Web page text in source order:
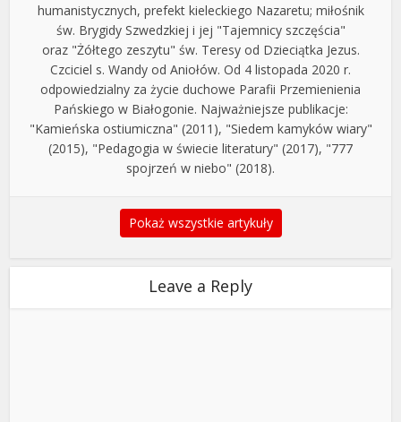
humanistycznych, prefekt kieleckiego Nazaretu; miłośnik
św. Brygidy Szwedzkiej i jej "Tajemnicy szczęścia"
oraz "Żółtego zeszytu" św. Teresy od Dzieciątka Jezus.
Czciciel s. Wandy od Aniołów. Od 4 listopada 2020 r.
odpowiedzialny za życie duchowe Parafii Przemienienia
Pańskiego w Białogonie. Najważniejsze publikacje:
"Kamieńska ostiumiczna" (2011), "Siedem kamyków wiary"
(2015), "Pedagogia w świecie literatury" (2017), "777
spojrzeń w niebo" (2018).
Pokaż wszystkie artykuły
Leave a Reply